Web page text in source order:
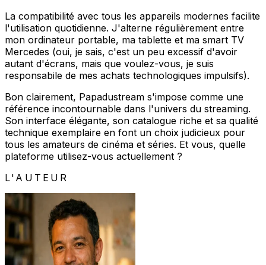
La compatibilité avec tous les appareils modernes facilite
l'utilisation quotidienne. J'alterne régulièrement entre
mon ordinateur portable, ma tablette et ma smart TV
Mercedes (oui, je sais, c'est un peu excessif d'avoir
autant d'écrans, mais que voulez-vous, je suis
responsabile de mes achats technologiques impulsifs).
Bon clairement, Papadustream s'impose comme une
référence incontournable dans l'univers du streaming.
Son interface élégante, son catalogue riche et sa qualité
technique exemplaire en font un choix judicieux pour
tous les amateurs de cinéma et séries. Et vous, quelle
plateforme utilisez-vous actuellement ?
L'AUTEUR